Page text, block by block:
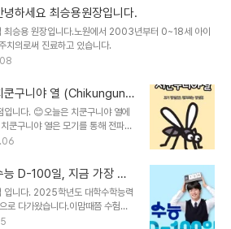
반적..
생하는 다양한 불편함을 ‘서병(暑
병의 원인과 예방법, 그리고 생활
릴게요. 😊 1. 🔥 여름 더위로 인한
도 마스크 안이 땀으로 흠뻑 젖고,
강한 햇볕과 높은 습도 속에서 땀
하세요 최승용원장입니다.
최승용 원장입니다.노원에서 2003년부터 0~18세 아이
치의로써 진료하고 있습니다.
쿤구니야 열 (Chikunguny
방법
니다. 😊오늘은 치쿤구니야 열에
쿤구니야 열은 모기를 통해 전파되
주 가시는 분들에게 유용한 정보가
1950년대에 아프리카에서 처음 발
카, 동남아시아 및 인도양 주변 국
는 전 세계적으로 확산 가능성이 우
열의 증상치쿤구니야 열의 가장
관절통이에요. 감염 후 1~12일의
D-100일, 지금 가장 중
.
입니다. 2025학년도 대학수학능력
로 다가왔습니다.이맘때쯤 수험생
텐데요.공부 시간만큼 중요한 것,